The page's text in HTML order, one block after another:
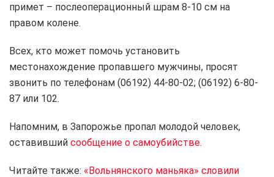
примет – послеоперационный шрам 8-10 см на
правом колене.
Всех, кто может помочь установить
местонахождение пропавшего мужчины, просят
звонить по телефонам (06192) 44-80-02; (06192) 6-80-
87 или 102.
Напомним, в Запорожье пропал молодой человек,
оставивший сообщение о самоубийстве.
Читайте также: «Вольнянского маньяка» словили